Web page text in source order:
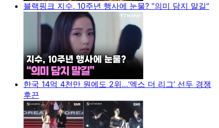
블랙핑크 지수, 10주년 행사에 눈물? “의미 담지 말길”
한국 14억 4천만 원에도 2위…‘엑스 더 리그’ 선두 경쟁
후끈